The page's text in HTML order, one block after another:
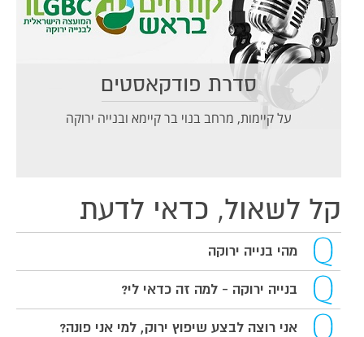
סדרת פודקאסטים
על קיימות, מרחב בנוי בר קיימא ובנייה ירוקה
קל לשאול, כדאי לדעת
מהי בנייה ירוקה
בנייה ירוקה - למה זה כדאי לי?
אני רוצה לבצע שיפוץ ירוק, למי אני פונה?